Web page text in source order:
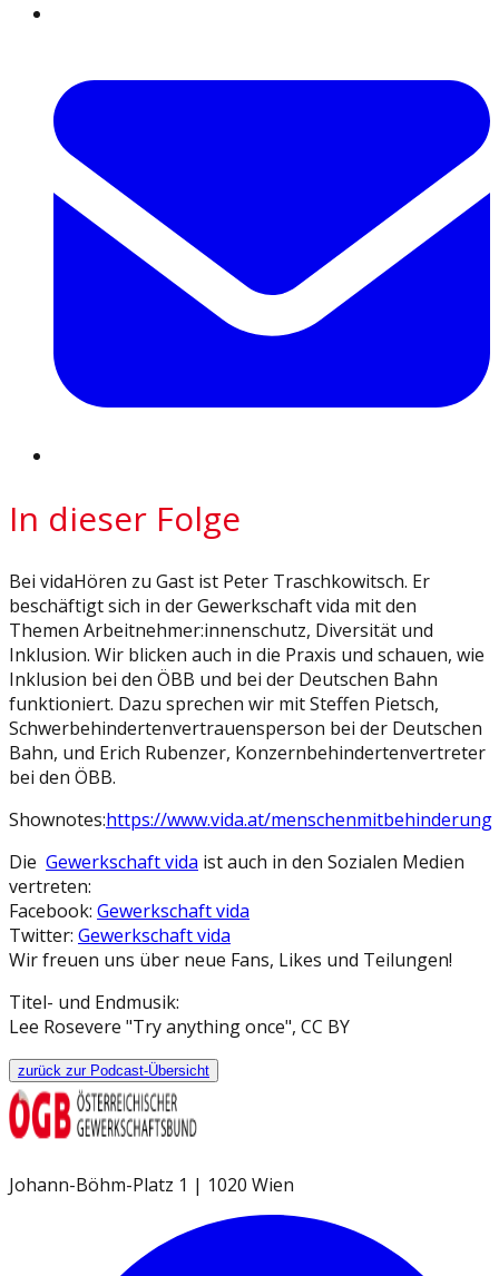
In dieser Folge
Bei vidaHören zu Gast ist Peter Traschkowitsch. Er
beschäftigt sich in der Gewerkschaft vida mit den
Themen Arbeitnehmer:innenschutz, Diversität und
Inklusion. Wir blicken auch in die Praxis und schauen, wie
Inklusion bei den ÖBB und bei der Deutschen Bahn
funktioniert. Dazu sprechen wir mit Steffen Pietsch,
Schwerbehindertenvertrauensperson bei der Deutschen
Bahn, und Erich Rubenzer, Konzernbehindertenvertreter
bei den ÖBB.
Shownotes:https://www.vida.at/menschenmitbehinderung
Die Gewerkschaft vida ist auch in den Sozialen Medien
vertreten:
Facebook: Gewerkschaft vida
Twitter: Gewerkschaft vida
Wir freuen uns über neue Fans, Likes und Teilungen!
Titel- und Endmusik:
Lee Rosevere "Try anything once", CC BY
zurück zur Podcast-Übersicht
Johann-Böhm-Platz 1 | 1020 Wien